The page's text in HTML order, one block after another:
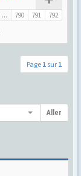
... 790 791 792
Page 1 sur 1
Aller